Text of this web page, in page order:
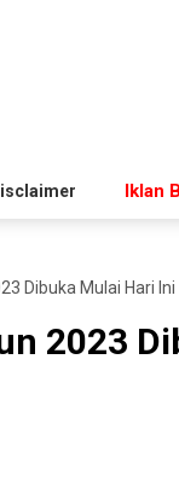
Iklan
Dibuka Mulai Hari Ini
2023